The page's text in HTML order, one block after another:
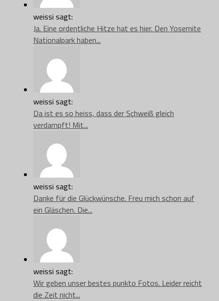
weissi sagt:
Ja. Eine ordentliche Hitze hat es hier. Den Yosemite
Nationalpark haben...
weissi sagt:
Da ist es so heiss, dass der Schweiß gleich
verdampft! Mit...
weissi sagt:
Danke für die Glückwünsche. Freu mich schon auf
ein Gläschen. Die...
weissi sagt:
Wir geben unser bestes punkto Fotos. Leider reicht
die Zeit nicht...